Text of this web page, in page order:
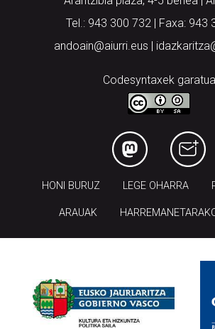
Tel.: 943 300 732 | Faxa: 943
andoain@aiurri.eus |
Codesyntaxek garatua
HONI BURUZ LEGE OHARRA
ARAUAK